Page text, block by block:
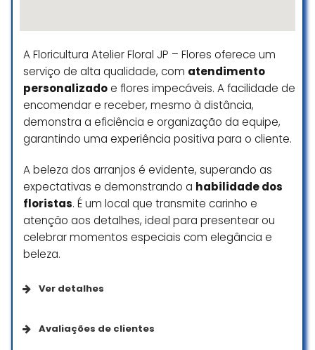
☆ 5/5
Conheci a loja hoje! Tudo lindo e
maravilhoso! As coisas de Páscoa
são um espetáculo a parte!
juh Silva
☆ 5/5
A Floricultura Atelier Floral JP – Flores oferece um
serviço de alta qualidade, com atendimento
personalizado e flores impecáveis. A facilidade de
encomendar e receber, mesmo à distância,
demonstra a eficiência e organização da equipe,
garantindo uma experiência positiva para o cliente.
A beleza dos arranjos é evidente, superando as
expectativas e demonstrando a habilidade dos
floristas. É um local que transmite carinho e
atenção aos detalhes, ideal para presentear ou
celebrar momentos especiais com elegância e
beleza.
Ver detalhes
Avaliações de clientes